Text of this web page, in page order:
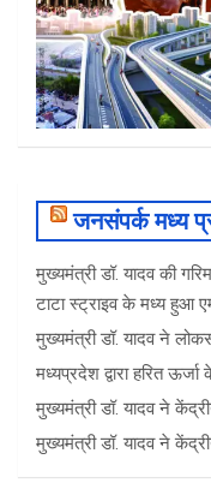
जनसंपर्क मध्य
मुख्यमंत्री डॉ. यादव की
टाटा स्ट्राइव के मध्य हुआ
मुख्यमंत्री डॉ. यादव ने
मध्यप्रदेश द्वारा हरित
मुख्यमंत्री डॉ. यादव ने
मुख्यमंत्री डॉ. यादव ने